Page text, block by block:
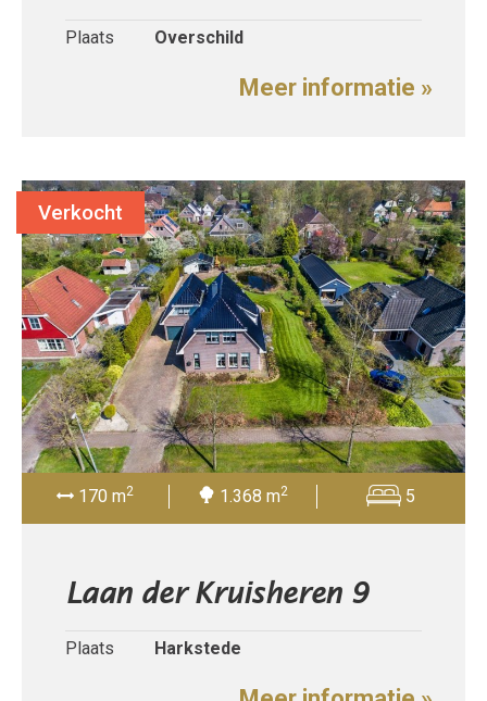
Plaats Overschild
Meer informatie »
170 m2 1.368 m2 5
Laan der Kruisheren 9
Plaats Harkstede
Verkocht